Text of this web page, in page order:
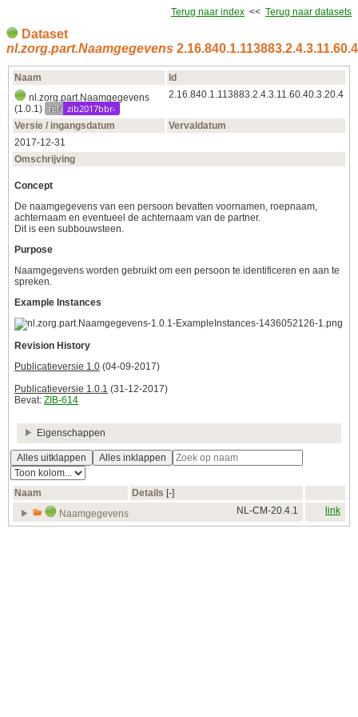
Terug naar index << Terug naar datasets
Dataset
nl.zorg.part.Naamgegevens
Naam
Id
nl.zorg.part.Naamgegevens
(1.0.1)
ref zib2017bbr-
2.16.840.1.113883.2.4.3.11.60.40.3.20.4
Versie / ingangsdatum
Vervaldatum
2017‑12‑31
Omschrijving
Concept
De naamgegevens van een persoon bevatten voornamen, roepnaam,
achternaam en eventueel de achternaam van de partner.
Dit is een subbouwsteen.
Purpose
Naamgegevens worden gebruikt om een persoon te identificeren en aan te
spreken.
Example Instances
Revision History
Publicatieversie 1.0 (04-09-2017)
Publicatieversie 1.0.1 (31-12-2017)
Bevat: ZIB-614
Eigenschappen
Alles uitklappen Alles inklappen
Naam Details [‑]
Naamgegevens
NL-CM-20.4.1 link